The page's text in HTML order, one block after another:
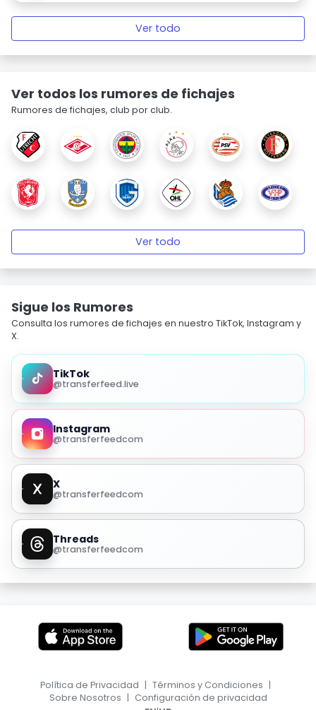
Ver todo
Ver todos los rumores de fichajes
Rumores de fichajes, club por club.
Ver todo
Sigue los Rumores
Consulta los rumores de fichajes en nuestro TikTok, Instagram y
X.
TikTok
@transferfeed.live
Instagram
@transferfeedcom
X
@transferfeedcom
Threads
@transferfeedcom
Política de Privacidad | Términos y Condiciones |
Sobre Nosotros | Configuración de privacidad